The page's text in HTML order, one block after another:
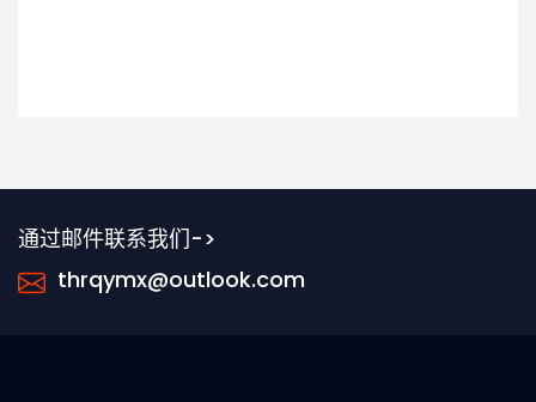
通过邮件联系我们->
thrqymx@outlook.com